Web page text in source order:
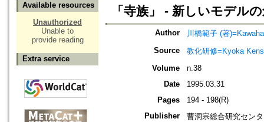
Available resources
Unauthorized
Unable to
provide reading
Extra service
「寺族」 - 新しいモデル
Author
川橋範子 (著
Source
教化研修=Kyoka
Volume
n.38
Date
1995.03.31
Pages
194 - 198(R)
Publisher
曹洞宗総合研究セン